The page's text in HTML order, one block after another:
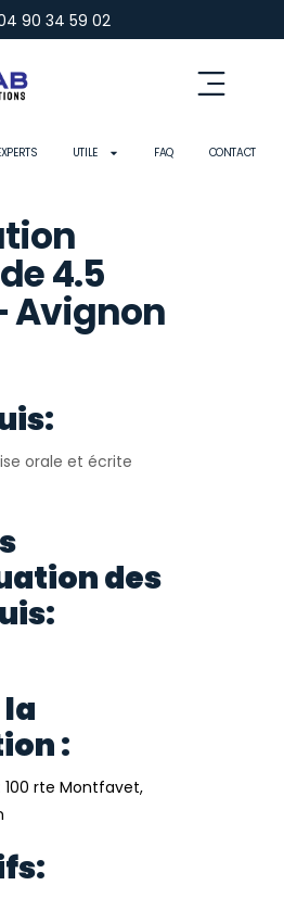
90 34 59 02
UTILE FAQ CONTACT
4.5
Avignon
orale et écrite
des
la
:
100 rte Montfavet,